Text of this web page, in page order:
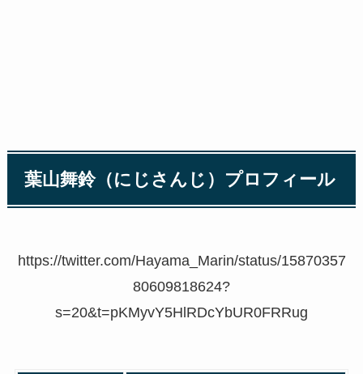
葉山舞鈴（にじさんじ）プロフィール
https://twitter.com/Hayama_Marin/status/15870357
80609818624?
s=20&t=pKMyvY5HlRDcYbUR0FRRug